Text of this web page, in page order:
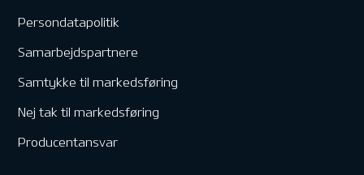
Persondatapolitik
Samarbejdspartnere
Samtykke til markedsføring
Nej tak til markedsføring
Producentansvar